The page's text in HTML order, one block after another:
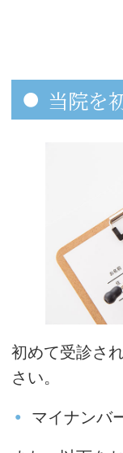
当院を
初めて受診さ
さい。
マイナンバ